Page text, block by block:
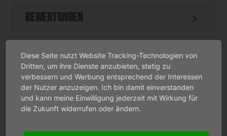
Bewertungen
Diese Seite nutzt Website Tracking-Technologien von
Dritten, um ihre Dienste anzubieten, stetig zu
verbessern und Werbung entsprechend der Interessen
der Nutzer anzuzeigen. Ich bin damit einverstanden
und kann meine Einwilligung jederzeit mit Wirkung für
die Zukunft widerrufen oder ändern.